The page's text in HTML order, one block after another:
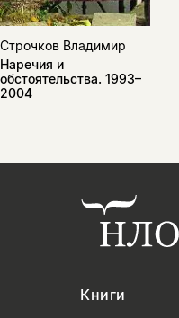
Строчков Владимир
Наречия и
обстоятельства. 1993–
2004
Книги